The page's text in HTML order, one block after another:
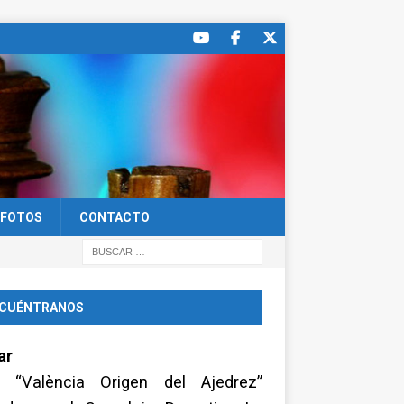
FOTOS CONTACTO
“València Origen del Ajedrez”